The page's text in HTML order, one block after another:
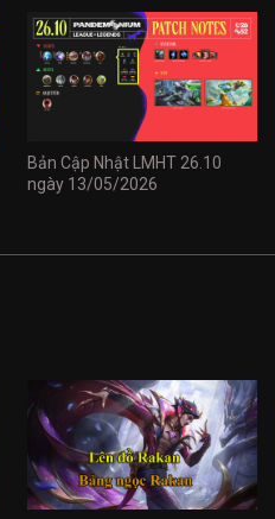
Bản Cập Nhật LMHT 26.10
ngày 13/05/2026